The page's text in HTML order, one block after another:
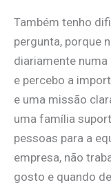
​Também tenho
pergunta, porque
diariamente
e percebo a
e uma missão
uma família
pessoas para a
empresa, não
gosto e quando